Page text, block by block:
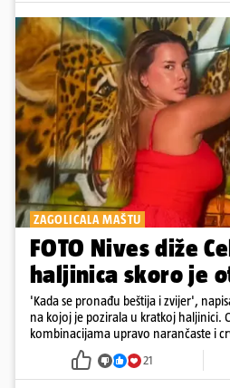
ZAGOLICALA MAŠTU
FOTO Nives diže
haljinica skoro je
'Kada se pronađu beštija i zvijer',
na kojoj je pozirala u kratkoj haljinici.
kombinacijama upravo narančaste i
21